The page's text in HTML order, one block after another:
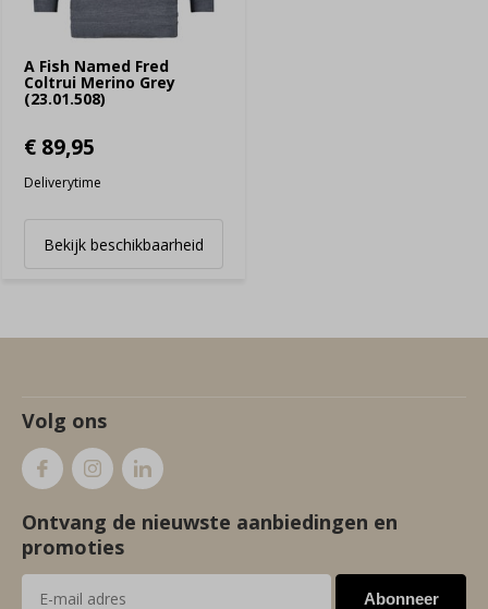
A Fish Named Fred
Coltrui Merino Grey
(23.01.508)
€ 89,95
Deliverytime
Bekijk beschikbaarheid
Volg ons
Ontvang de nieuwste aanbiedingen en
promoties
Abonneer